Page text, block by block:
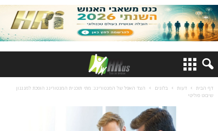
דף הבית דעות בלוגים
הצד האפל של המנטורינג: מתי תוכנית המנטורינג הופכת למנגנון
שיבוט פוליטי